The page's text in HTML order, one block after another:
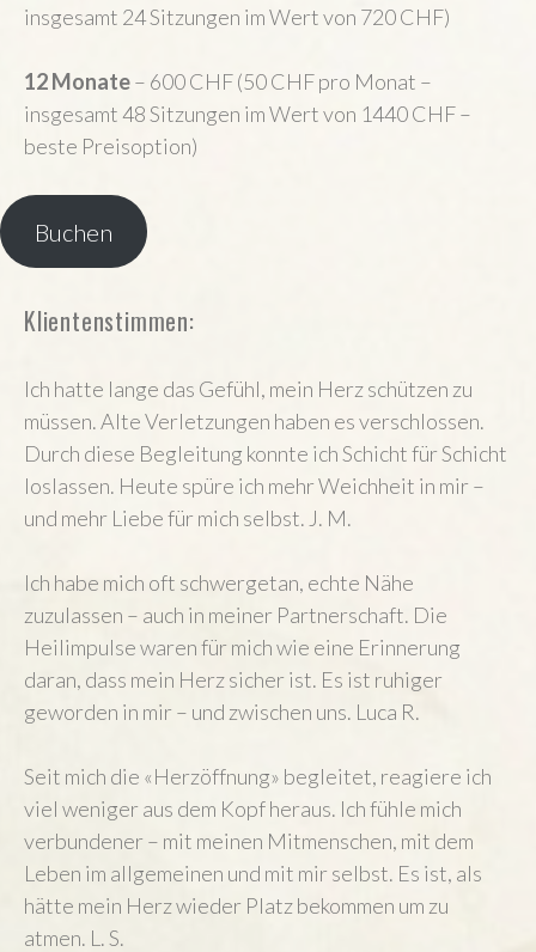
insgesamt 24 Sitzungen im Wert von 720 CHF)
12 Monate– 600 CHF (50 CHF pro Monat –
insgesamt 48 Sitzungen im Wert von 1440 CHF –
beste Preisoption)
Buchen
Klientenstimmen:
Ich hatte lange das Gefühl, mein Herz schützen zu
müssen. Alte Verletzungen haben es verschlossen.
Durch diese Begleitung konnte ich Schicht für Schicht
loslassen. Heute spüre ich mehr Weichheit in mir –
und mehr Liebe für mich selbst. J. M.
Ich habe mich oft schwergetan, echte Nähe
zuzulassen – auch in meiner Partnerschaft. Die
Heilimpulse waren für mich wie eine Erinnerung
daran, dass mein Herz sicher ist. Es ist ruhiger
geworden in mir – und zwischen uns. Luca R.
Seit mich die «Herzöffnung» begleitet, reagiere ich
viel weniger aus dem Kopf heraus. Ich fühle mich
verbundener – mit meinen Mitmenschen, mit dem
Leben im allgemeinen und mit mir selbst. Es ist, als
hätte mein Herz wieder Platz bekommen um zu
atmen. L. S.